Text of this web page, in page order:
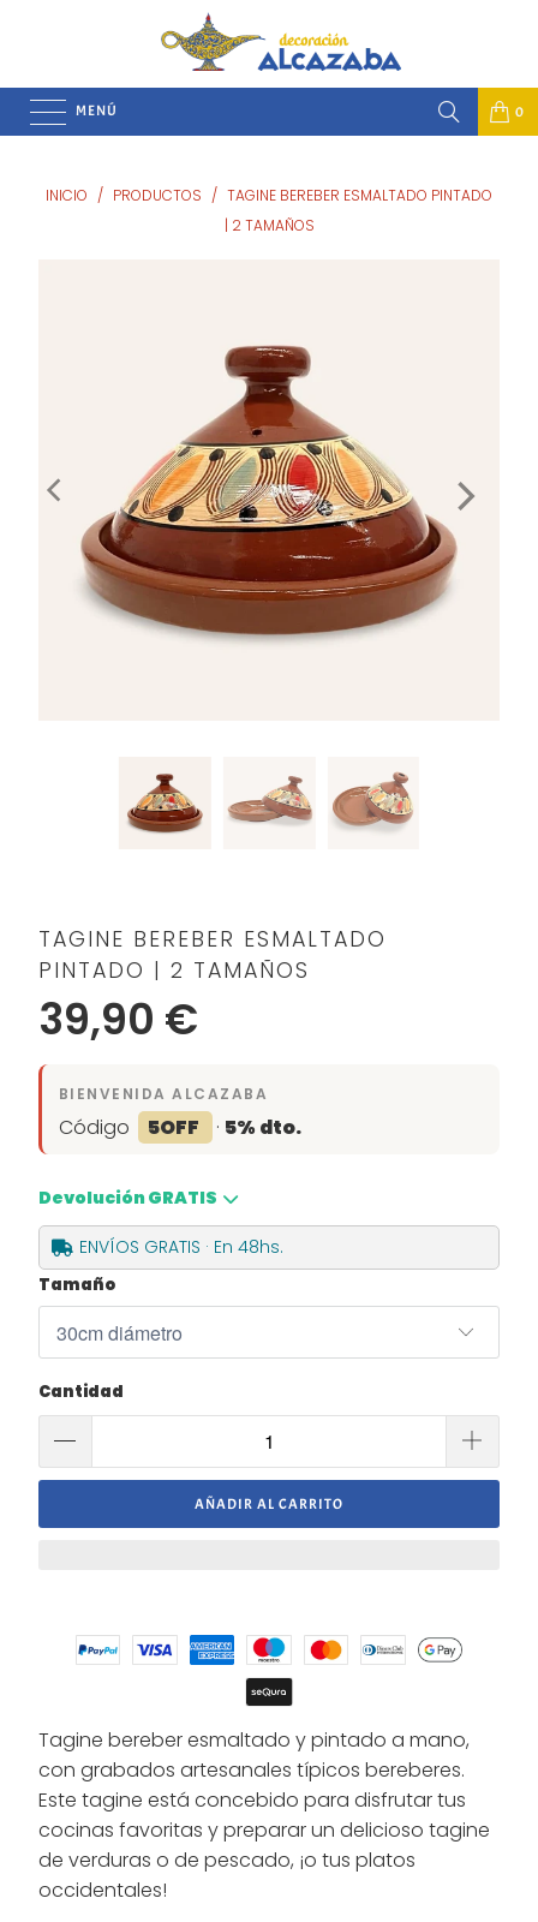
MENÚ 0
INICIO / PRODUCTOS / TAGINE BEREBER ESMALTADO PINTADO
| 2 TAMAÑOS
TAGINE BEREBER ESMALTADO
PINTADO | 2 TAMAÑOS
39,90 €
BIENVENIDA ALCAZABA
Código 5OFF · 5% dto.
Devolución GRATIS
ENVÍOS GRATIS · En 48hs.
Tamaño
Cantidad
AÑADIR AL CARRITO
Tagine bereber esmaltado y pintado a mano,
con grabados artesanales típicos bereberes.
Este tagine está concebido para disfrutar tus
cocinas favoritas y preparar un delicioso tagine
de verduras o de pescado, ¡o tus platos
occidentales!